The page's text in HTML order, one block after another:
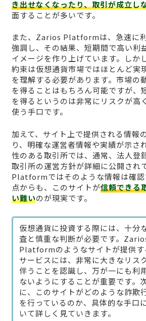
き出せなくなったり、取引が成立し
面することが多いです。
また、Zarios Platformは、急速に
強調し、その結果、短期間で高い利
イメージを作り上げています。しか
約束は仮想通貨市場ではほとんど実
を理解する必要があります。市場の
を得ることはもちろん可能ですが、
を得るというのは非常にリスクが高
使う手口です。
加えて、サイト上で提供される情報
り、明確な運営者情報や実績が示さ
性のある取引所では、通常、法人登
取引所の運営方針が詳細に公開され
Platformではそのような情報は確認
点からも、このサイトが信頼できる
い難いのが現実です。
仮想通貨に投資する際には、十分
査と慎重な判断が必要です。
Platformのようなサイトが提供す
サービスには、非常に大きなリス
伴うことを認識し、万が一にも利
ないようにすることが重要です。
に、このサイトがどのような詐欺
を行っているのか、具体的な手口
いて詳しく見ていきます。